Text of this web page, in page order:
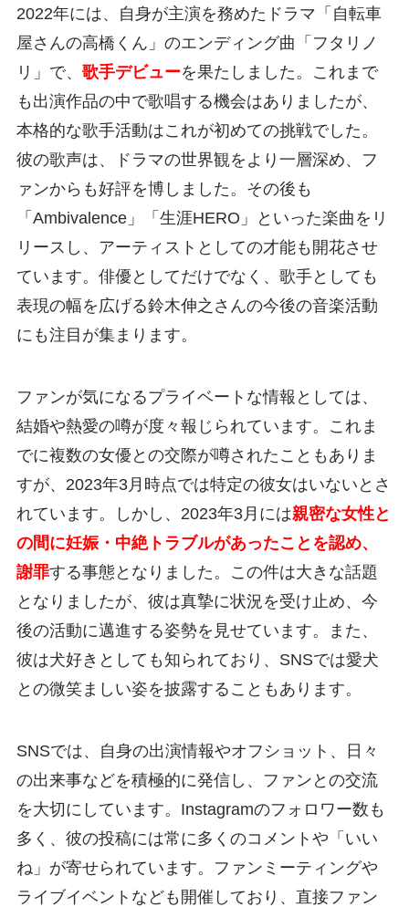
2022年には、自身が主演を務めたドラマ「自転車
屋さんの高橋くん」のエンディング曲「フタリノ
リ」で、 歌手デビューを果たしました。これまで
も出演作品の中で歌唱する機会はありましたが、
本格的な歌手活動はこれが初めての挑戦でした。
彼の歌声は、ドラマの世界観をより一層深め、フ
ァンからも好評を博しました。その後も
「Ambivalence」「生涯HERO」といった楽曲をリ
リースし、アーティストとしての才能も開花させ
ています。俳優としてだけでなく、歌手としても
表現の幅を広げる鈴木伸之さんの今後の音楽活動
にも注目が集まります。
ファンが気になるプライベートな情報としては、
結婚や熱愛の噂が度々報じられています。これま
でに複数の女優との交際が噂されたこともありま
すが、2023年3月時点では特定の彼女はいないとさ
れています。しかし、2023年3月には親密な女性と
の間に妊娠・中絶トラブルがあったことを認め、
謝罪する事態となりました。この件は大きな話題
となりましたが、彼は真摯に状況を受け止め、今
後の活動に邁進する姿勢を見せています。また、
彼は犬好きとしても知られており、SNSでは愛犬
との微笑ましい姿を披露することもあります。
SNSでは、自身の出演情報やオフショット、日々
の出来事などを積極的に発信し、ファンとの交流
を大切にしています。Instagramのフォロワー数も
多く、彼の投稿には常に多くのコメントや「いい
ね」が寄せられています。ファンミーティングや
ライブイベントなども開催しており、直接ファン